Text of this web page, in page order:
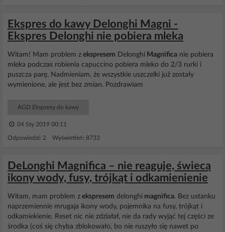
Ekspres do kawy Delonghi Magni -
Ekspres Delonghi nie pobiera mleka
Witam! Mam problem z ekspresem Delonghi Magnifica nie pobiera
mleka podczas robienia capuccino pobiera mleko do 2/3 rurki i
puszcza parę. Nadmieniam, że wszystkie uszczelki już zostały
wymienione, ale jest bez zmian. Pozdrawiam
AGD Ekspresy do kawy
04 Sty 2019 00:11
Odpowiedzi: 2 Wyświetleń: 8733
DeLonghi Magnifica – nie reaguje, świecą
ikony wody, fusy, trójkąt i odkamienienie
Witam, mam problem z ekspresem delonghi magnifica. Bez ustanku
naprzemiennie mrugaja ikony wody, pojemnika na fusy, trójkąt i
odkamiekienie. Reset nic nie zdziałał, nie da rady wyjąć tej części ze
środka (coś się chyba zblokowało, bo nie ruszyło się nawet po